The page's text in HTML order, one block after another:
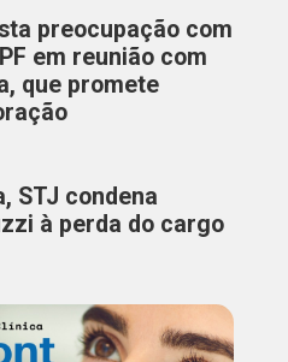
preocupação com
em reunião com
que promete
STJ condena
à perda do cargo